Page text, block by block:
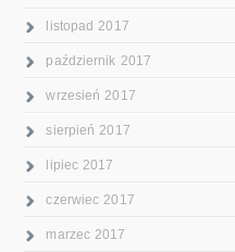
listopad 2017
październik 2017
wrzesień 2017
sierpień 2017
lipiec 2017
czerwiec 2017
marzec 2017